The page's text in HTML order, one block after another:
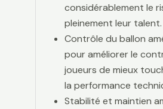
considérablement le
pleinement leur talent.
Contrôle du ballon
pour améliorer le
joueurs de mieux
la performance
Stabilité et maintien